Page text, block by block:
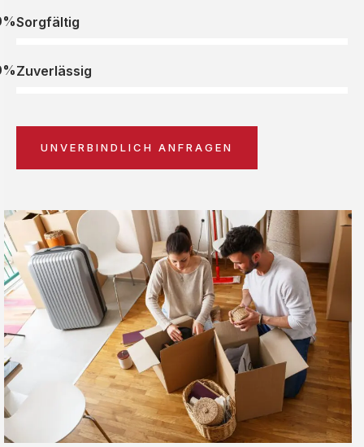
Sorgfältig
Zuverlässig
UNVERBINDLICH ANFRAGEN